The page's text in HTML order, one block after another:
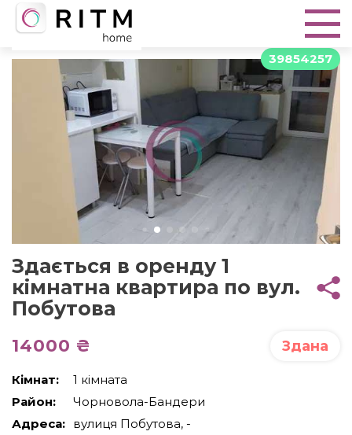
39854257
Здається в оренду 1
кімнатна квартира по вул.
Побутова
14000 ₴ Здана
Кімнат:
1 кімната
Район:
Чорновола-Бандери
Адреса: вулиця Побутова, -